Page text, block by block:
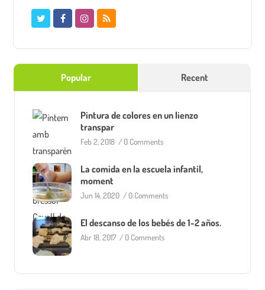
Popular Recent
Pintura de colores en un lienzo
transpar
Feb 2, 2018 /0 Comments
La comida en la escuela infantil,
moment
Jun 14, 2020 /0 Comments
El descanso de los bebés de 1-2 años.
Abr 18, 2017 /0 Comments